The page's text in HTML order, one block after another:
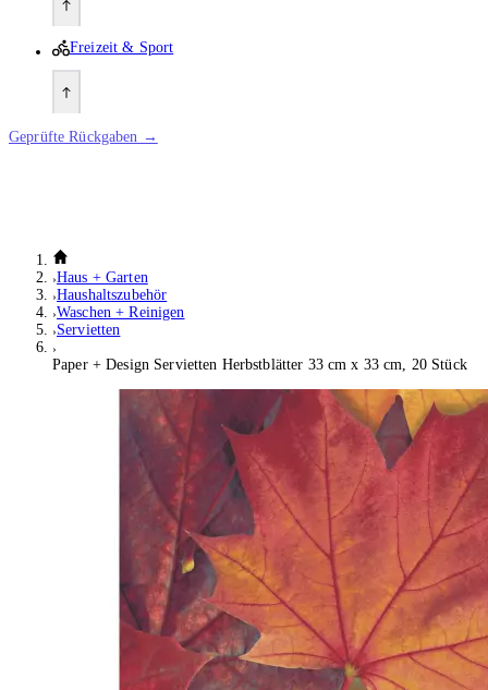
Freizeit & Sport
Geprüfte Rückgaben →
Haus + Garten
Haushaltszubehör
Waschen + Reinigen
Servietten
Paper + Design Servietten Herbstblätter 33 cm x 33 cm, 20 Stück